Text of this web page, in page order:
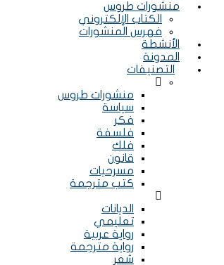
منشورات طروس
الكتاب الإلكتروني
فهرس المنشورات
الأنشطة
المدونة
التصنيفات
Menu
منشورات طروس
سياسة
فكر
فلسفة
فلك
قانون
مسرحيات
كتب مترجمة
Menu
الديانات
تعليمي
رواية عربية
رواية مترجمة
شعر